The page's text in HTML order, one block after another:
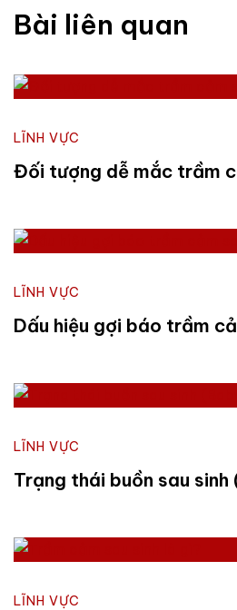
Bài liên quan
LĨNH VỰC
Đối tượng dễ mắc trầm
LĨNH VỰC
Dấu hiệu gợi báo trầm
LĨNH VỰC
Trạng thái buồn sau
LĨNH VỰC